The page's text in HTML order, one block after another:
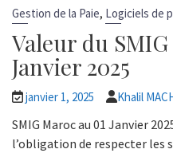
Gestion de la Paie, Logiciels de
Valeur du
Janvier 2025
janvier 1, 2025 Khalil
SMIG Maroc au 01 Janvier
l’obligation de respecter les